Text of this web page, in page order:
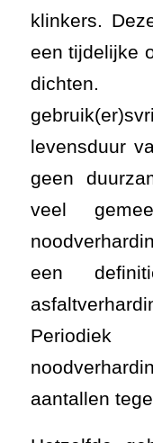
klinkers.
een tijdelijke
levensduur
geen
veel
een
aantallen